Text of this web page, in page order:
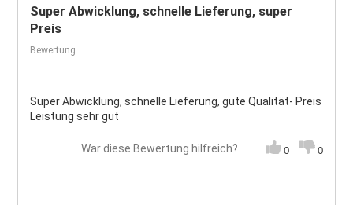
Super Abwicklung, schnelle Lieferung, super
Preis
Bewertung
Super Abwicklung, schnelle Lieferung, gute Qualität- Preis
Leistung sehr gut
War diese Bewertung hilfreich? 0 0